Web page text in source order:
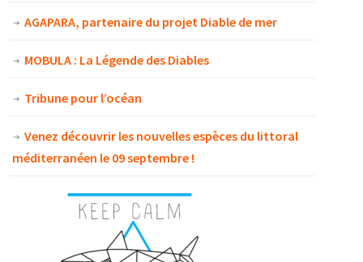
AGAPARA, partenaire du projet Diable de mer
MOBULA : La Légende des Diables
Tribune pour l’océan
Venez découvrir les nouvelles espèces du littoral
méditerranéen le 09 septembre !